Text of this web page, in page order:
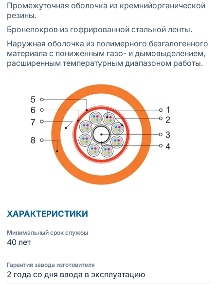
Промежуточная оболочка из кремнийорганической
резины.
Бронепокров из гофрированной стальной ленты.
Наружная оболочка из полимерного безгалогенного
материала с пониженным газо- и дымовыделением,
расширенным температурным диапазоном работы.
ХАРАКТЕРИСТИКИ
Минимальный срок службы
40 лет
Гарантия завода изготовителя
2 года со дня ввода в эксплуатацию